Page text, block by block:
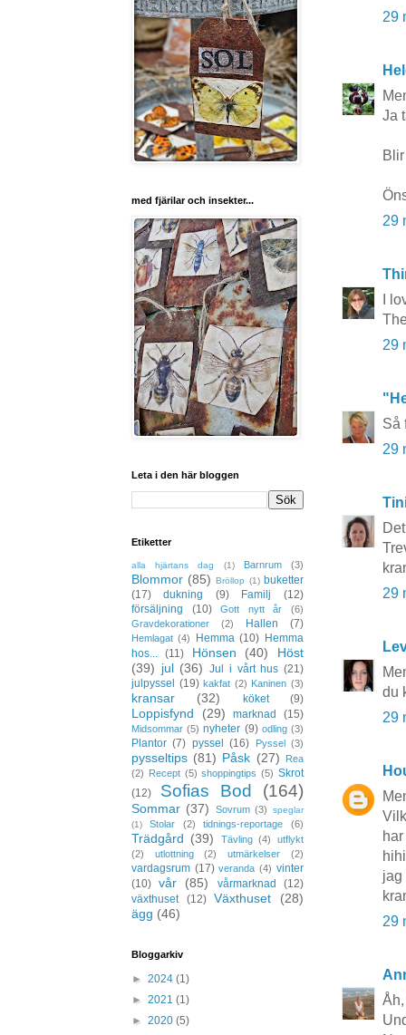
29
Ja
29
I
29
Så
29
29
du
29
jag
29
med fjärilar och insekter...
Leta i den här bloggen
Etiketter
alla hjärtans dag (1) Barnrum (3)
Blommor (85) Bröllop (1) buketter
(17)
dukning (9) Familj
(12)
försäljning
(10) Gott nytt år
(6)
Gravdekorationer
(2) Hallen (7)
Hemlagat (4) Hemma (10) Hemma
hos...
(11) Hönsen (40)
Höst
(39) jul (36) Jul i vårt hus (21)
julpyssel
(19) kakfat (2) Kaninen (3)
kransar (32) köket (9)
Loppisfynd (29) marknad (15)
Midsommar (5) nyheter (9) odling (3)
Plantor (7) pyssel (16) Pyssel (3)
pysseltips (81) Påsk (27)
Rea
(2) Recept (5) shoppingtips (5) Skrot
(12)
Sofias Bod (164)
Sommar (37) Sovrum (3)
speglar
(1)
Stolar (2) tidnings-reportage (6)
Trädgård (39) Tävling (4)
utflykt
(2)
utlottning (2) utmärkelser (2)
vardagsrum (17) veranda (4) vinter
(10) vår (85) vårmarknad
(12)
växthuset
(12) Växthuset
(28)
ägg (46)
Bloggarkiv
► 2024 (1)
► 2021 (1)
► 2020 (5)